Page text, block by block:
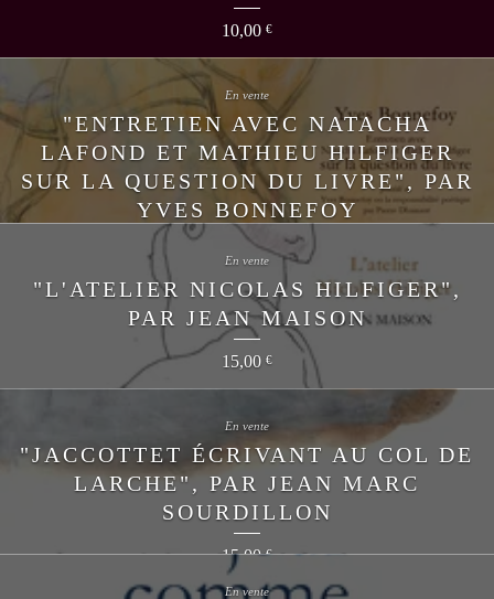
10,00 €
"ENTRETIEN AVEC NATACHA
LAFOND ET MATHIEU HILFIGER
SUR LA QUESTION DU LIVRE", PAR
YVES BONNEFOY
16,00€
En vente
"L'ATELIER NICOLAS HILFIGER",
PAR JEAN MAISON
15,00 €
En vente
"JACCOTTET ÉCRIVANT AU COL DE
LARCHE", PAR JEAN MARC
SOURDILLON
15,00€
En vente
En vente